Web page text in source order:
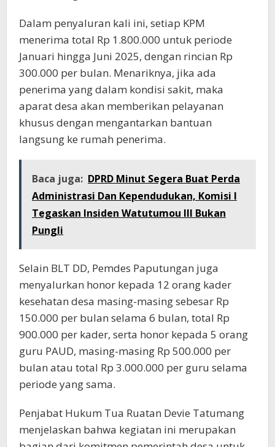
Dalam penyaluran kali ini, setiap KPM
menerima total Rp 1.800.000 untuk periode
Januari hingga Juni 2025, dengan rincian Rp
300.000 per bulan. Menariknya, jika ada
penerima yang dalam kondisi sakit, maka
aparat desa akan memberikan pelayanan
khusus dengan mengantarkan bantuan
langsung ke rumah penerima.
Baca juga: DPRD Minut Segera Buat Perda
Administrasi Dan Kependudukan, Komisi I
Tegaskan Insiden Watutumou III Bukan
Pungli
Selain BLT DD, Pemdes Paputungan juga
menyalurkan honor kepada 12 orang kader
kesehatan desa masing-masing sebesar Rp
150.000 per bulan selama 6 bulan, total Rp
900.000 per kader, serta honor kepada 5 orang
guru PAUD, masing-masing Rp 500.000 per
bulan atau total Rp 3.000.000 per guru selama
periode yang sama.
Penjabat Hukum Tua Ruatan Devie Tatumang
menjelaskan bahwa kegiatan ini merupakan